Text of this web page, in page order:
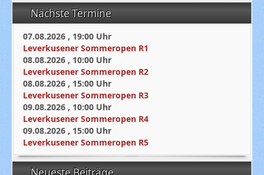
Nächste Termine
07.08.2026 , 19:00 Uhr
Leverkusener Sommeropen R1
08.08.2026 , 10:00 Uhr
Leverkusener Sommeropen R2
08.08.2026 , 15:00 Uhr
Leverkusener Sommeropen R3
09.08.2026 , 10:00 Uhr
Leverkusener Sommeropen R4
09.08.2026 , 15:00 Uhr
Leverkusener Sommeropen R5